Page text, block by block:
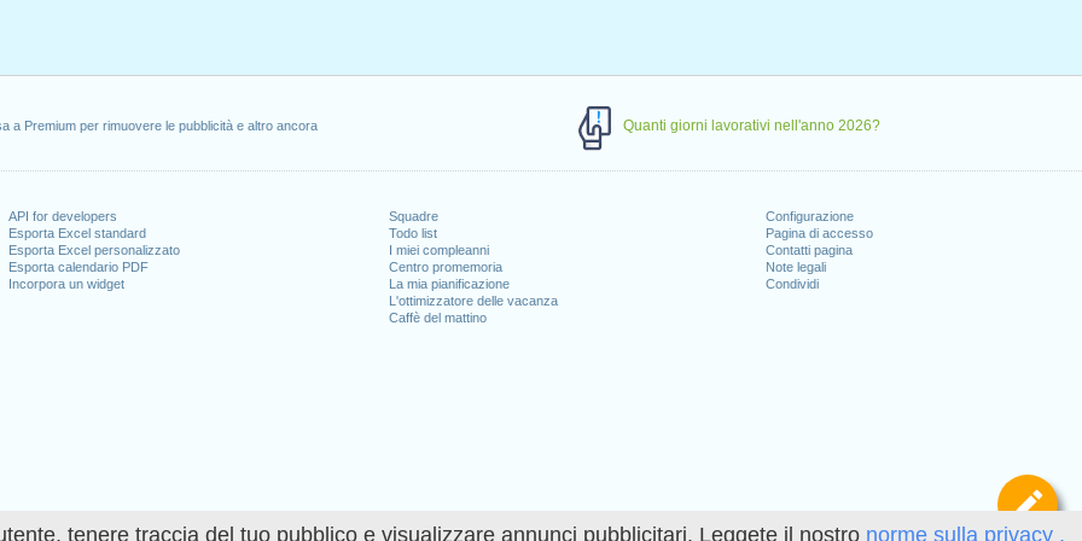
tenere traccia del tuo pubblico e visualizzare annunci pubblicitari. Leggete il nostro norme sulla privacy .
a Premium per rimuovere le pubblicità e altro ancora Quanti giorni lavorativi nell'anno 2026?
API for developers
Esporta Excel standard
Esporta Excel personalizzato
Esporta calendario PDF
Incorpora un widget
Squadre
Todo list
I miei compleanni
Centro promemoria
La mia pianificazione
L'ottimizzatore delle vacanza
Caffè del mattino
Configurazione
Pagina di accesso
Contatti pagina
Note legali
Condividi
2024
Day
4, 2024
11, 2024
28, 2024
25, 2024